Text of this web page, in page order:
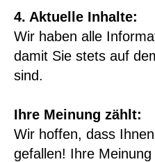
4. Aktuelle Inhalte:
Wir haben alle
damit Sie stets auf
sind.
Ihre Meinung zählt:
Wir hoffen, dass
gefallen! Ihre